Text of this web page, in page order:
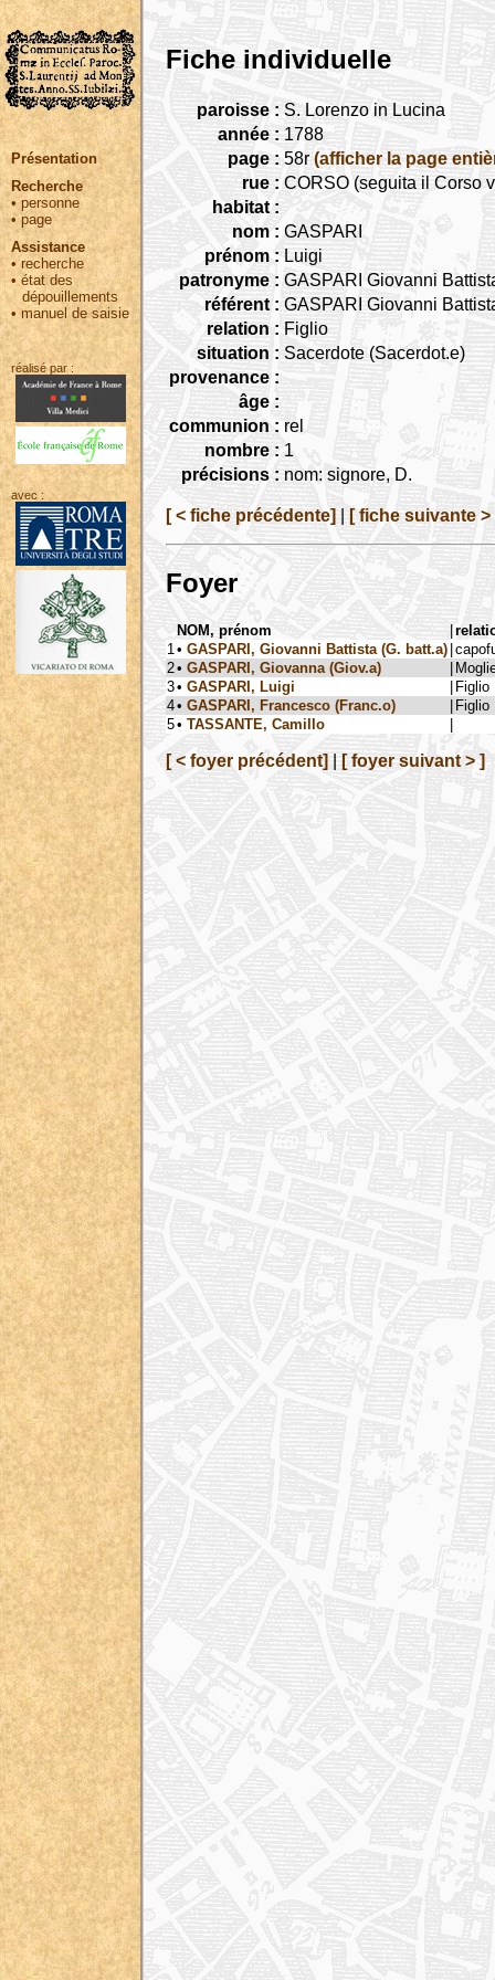
Présentation
Recherche
• personne
•page
Assistance
• recherche
•état des
dépouillements
•manuel de saisie
réalisé par :
avec :
Fiche individuelle
paroisse : S. Lorenzo in Lucina
année : 1788
page : 58r (afficher la page
rue : CORSO (seguita il Corso
habitat :
nom : GASPARI
prénom : Luigi
patronyme : GASPARI Giovanni
référent : GASPARI Giovanni
relation : Figlio
situation : Sacerdote (Sacerdot.e)
provenance :
âge :
communion : rel
nombre : 1
précisions : nom: signore, D.
[ < fiche précédente] [ fiche suivante >
Foyer
NOM, prénom |
1 • GASPARI, Giovanni Battista (G. batt.a) |
2• GASPARI, Giovanna (Giov.a) |
3• GASPARI, Luigi | Figlio
4• GASPARI, Francesco (Franc.o) | Figlio
5• TASSANTE, Camillo |
[ < foyer précédent] [ foyer suivant > ]